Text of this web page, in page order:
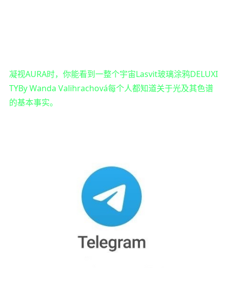
凝视AURA时，你能看到一整个宇宙Lasvit玻璃涂鸦DELUXI
TYBy Wanda Valihrachová每个人都知道关于光及其色谱
的基本事实。